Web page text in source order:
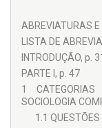
demanda de
público, a Juruá
Prof. Fernando
dos catálogos a
trabalhos de
disciplinas
coragem, ousadia
reclamou-se de
ABREVIATURAS
LISTA DE
INTRODUÇÃO, p. 31
PARTE I, p. 47
1 CATEGORIAS
SOCIOLOGIA
1.1